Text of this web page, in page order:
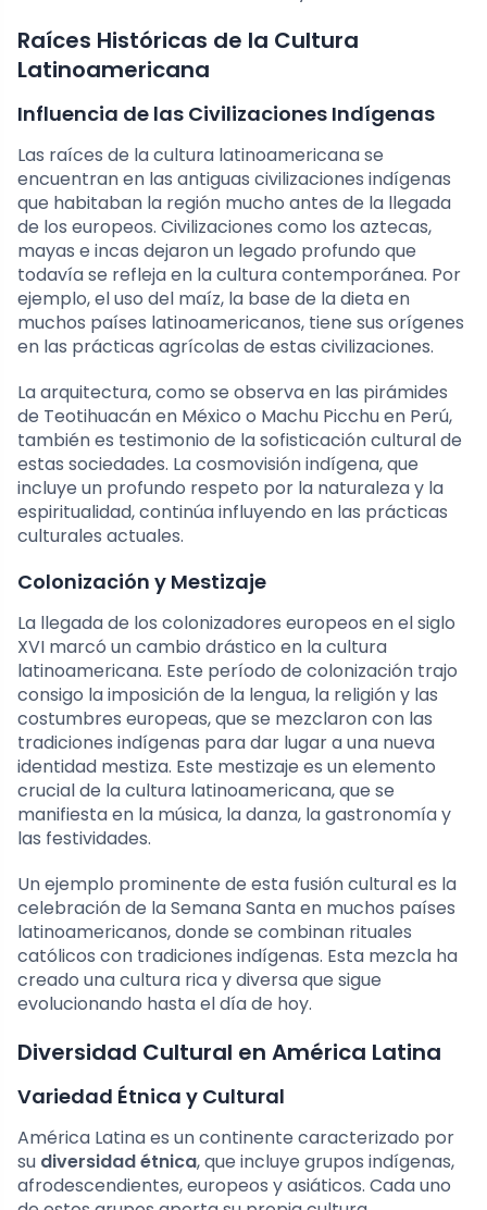
Raíces Históricas de la Cultura
Latinoamericana
Influencia de las Civilizaciones Indígenas
Las raíces de la cultura latinoamericana se
encuentran en las antiguas civilizaciones indígenas
que habitaban la región mucho antes de la llegada
de los europeos. Civilizaciones como los aztecas,
mayas e incas dejaron un legado profundo que
todavía se refleja en la cultura contemporánea. Por
ejemplo, el uso del maíz, la base de la dieta en
muchos países latinoamericanos, tiene sus orígenes
en las prácticas agrícolas de estas civilizaciones.
La arquitectura, como se observa en las pirámides
de Teotihuacán en México o Machu Picchu en Perú,
también es testimonio de la sofisticación cultural de
estas sociedades. La cosmovisión indígena, que
incluye un profundo respeto por la naturaleza y la
espiritualidad, continúa influyendo en las prácticas
culturales actuales.
Colonización y Mestizaje
La llegada de los colonizadores europeos en el siglo
XVI marcó un cambio drástico en la cultura
latinoamericana. Este período de colonización trajo
consigo la imposición de la lengua, la religión y las
costumbres europeas, que se mezclaron con las
tradiciones indígenas para dar lugar a una nueva
identidad mestiza. Este mestizaje es un elemento
crucial de la cultura latinoamericana, que se
manifiesta en la música, la danza, la gastronomía y
las festividades.
Un ejemplo prominente de esta fusión cultural es la
celebración de la Semana Santa en muchos países
latinoamericanos, donde se combinan rituales
católicos con tradiciones indígenas. Esta mezcla ha
creado una cultura rica y diversa que sigue
evolucionando hasta el día de hoy.
Diversidad Cultural en América Latina
Variedad Étnica y Cultural
América Latina es un continente caracterizado por
su diversidad étnica, que incluye grupos indígenas,
afrodescendientes, europeos y asiáticos. Cada uno